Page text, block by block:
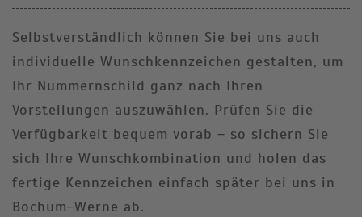
Selbstverständlich können Sie bei uns auch
individuelle Wunschkennzeichen gestalten, um
Ihr Nummernschild ganz nach Ihren
Vorstellungen auszuwählen. Prüfen Sie die
Verfügbarkeit bequem vorab – so sichern Sie
sich Ihre Wunschkombination und holen das
fertige Kennzeichen einfach später bei uns in
Bochum-Werne ab.